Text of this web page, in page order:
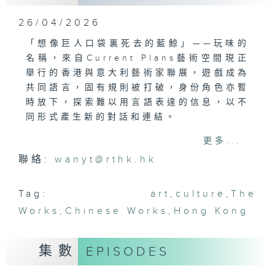
26/04/2026
「想像巨人口袋裏死去的藍鯨」——玩味的
名稱，來自Current Plans藝術空間現正
舉行的香港與意大利藝術家聯展，遊戲成為
共同語言，固有規則被打破，身份角色亦暫
時放下，探索難以用言語表達的信息，以不
同形式產生新的對話和連結。
現場表演：巴松管的魔法師-蘇菲．德芙
今年法國五月藝術節節目《巴松管的魔法
殊榮的音樂家蘇菲．德芙更首度在香港登
場。蘇菲．德芙由2015年起擔任維也納愛
管韻味的作品。
[雷納多·漢恩：À Chloris]
更多...
聯絡:wanyt@rthk.hk
Tag: art , culture , The
Works , Chinese Works , Hong Kong
集數 EPISODES